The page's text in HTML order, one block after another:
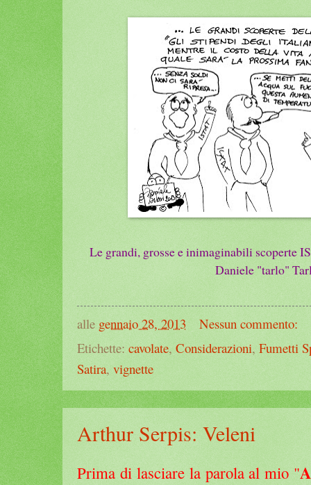
Le grandi, grosse e inimaginabili scoperte
Daniele "tarlo"
alle gennaio 28, 2013
Nessun commento:
Etichette: cavolate, Considerazioni, Fumetti
Satira, vignette
Arthur Serpis: Veleni
Prima di lasciare la parola al mio "